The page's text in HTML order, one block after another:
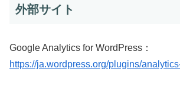
外部サイト
Google Analytics for WordPress：
https://ja.wordpress.org/plugins/